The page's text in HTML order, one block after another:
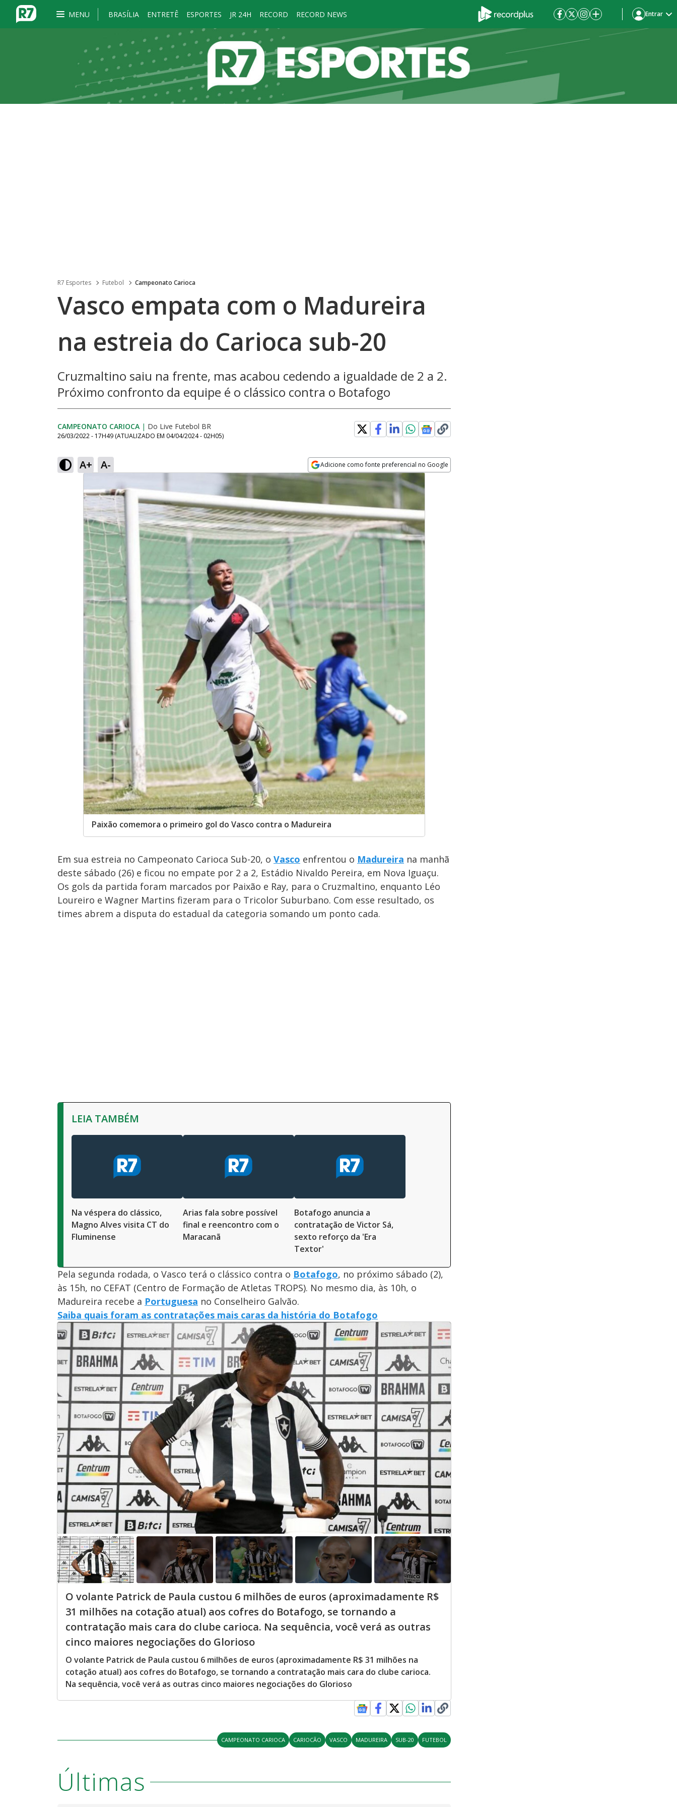
MENU BRASÍLIA ENTRETÊ ESPORTES JR 24H RECORD RECORD NEWS Entrar
R7 Esportes Futebol Campeonato Carioca
Vasco empata com o Madureira
na estreia do Carioca sub-20
Cruzmaltino saiu na frente, mas acabou cedendo a igualdade de 2 a 2.
Próximo confronto da equipe é o clássico contra o Botafogo
CAMPEONATO CARIOCA | Do Live Futebol BR
26/03/2022 - 17H49 (ATUALIZADO EM 04/04/2024 - 02H05)
A+ A- Adicione como fonte preferencial no Google
Opens in new window
Paixão comemora o primeiro gol do Vasco contra o Madureira
Em sua estreia no Campeonato Carioca Sub-20, o Vasco enfrentou o Madureira na manhã
deste sábado (26) e ficou no empate por 2 a 2, Estádio Nivaldo Pereira, em Nova Iguaçu.
Os gols da partida foram marcados por Paixão e Ray, para o Cruzmaltino, enquanto Léo
Loureiro e Wagner Martins fizeram para o Tricolor Suburbano. Com esse resultado, os
times abrem a disputa do estadual da categoria somando um ponto cada.
LEIA TAMBÉM
Na véspera do clássico,
Magno Alves visita CT do
Fluminense
Arias fala sobre possível
final e reencontro com o
Maracanã
Botafogo anuncia a
contratação de Victor Sá,
sexto reforço da 'Era
Textor'
Pela segunda rodada, o Vasco terá o clássico contra o Botafogo, no próximo sábado (2),
às 15h, no CEFAT (Centro de Formação de Atletas TROPS). No mesmo dia, às 10h, o
Madureira recebe a Portuguesa no Conselheiro Galvão.
Saiba quais foram as contratações mais caras da história do Botafogo
O volante Patrick de Paula custou 6 milhões de euros (aproximadamente R$
31 milhões na cotação atual) aos cofres do Botafogo, se tornando a
contratação mais cara do clube carioca. Na sequência, você verá as outras
cinco maiores negociações do Glorioso
O volante Patrick de Paula custou 6 milhões de euros (aproximadamente R$ 31 milhões na
cotação atual) aos cofres do Botafogo, se tornando a contratação mais cara do clube carioca.
Na sequência, você verá as outras cinco maiores negociações do Glorioso
CAMPEONATO CARIOCA CARIOCÃO VASCO MADUREIRA SUB-20 FUTEBOL
Últimas